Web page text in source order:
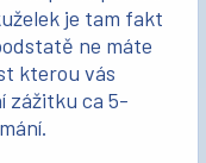
je tam fakt
ne máte
kterou vás
zážitku ca 5-